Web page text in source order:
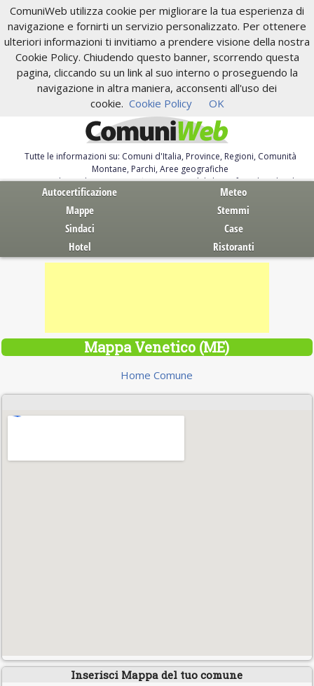
ComuniWeb utilizza cookie per migliorare la tua esperienza di
navigazione e fornirti un servizio personalizzato. Per ottenere
ulteriori informazioni ti invitiamo a prendere visione della nostra
Cookie Policy. Chiudendo questo banner, scorrendo questa
pagina, cliccando su un link al suo interno o proseguendo la
navigazione in altra maniera, acconsenti all'uso dei
cookie. Cookie Policy OK
Tutte le informazioni su: Comuni d'Italia, Province, Regioni, Comunità
Montane, Parchi, Aree geografiche
Servizi al Cittadino. Autocertificazione, moduli, leggi, free download
Autocertificazione
Meteo
Mappe
Stemmi
Sindaci
Case
Hotel
Ristoranti
Mappa Venetico (ME)
Home Comune
Inserisci Mappa del tuo comune